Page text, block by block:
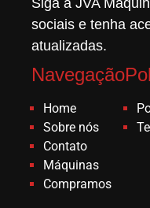
sociais e tenha
atualizadas.
Navegação
Home
Sobre nós
Contato
Máquinas
Compramos